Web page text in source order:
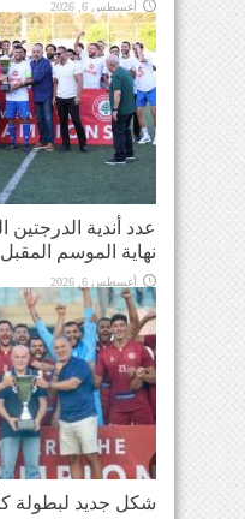
أغسطس 6, 2026
عدد أندية الدرجتين
نهاية الموسم المقبل
أغسطس 6, 2026
شكل جديد لبطولة